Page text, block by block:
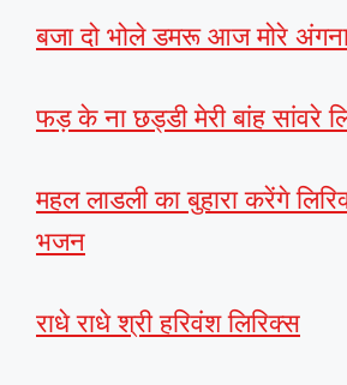
बजा दो भोले डमरू आज मोरे
फड़ के ना छड्डी मेरी बांह सांवरे
महल लाडली का बुहारा करेंगे
भजन
राधे राधे श्री हरिवंश लिरिक्स